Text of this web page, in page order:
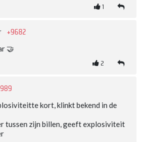
1
+9682
🤝
2
kort, klinkt bekend in de
tussen zijn billen, geeft explosiviteit